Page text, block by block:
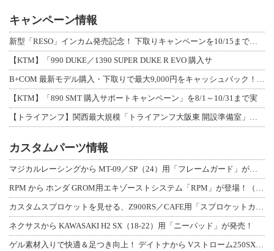
キャンペーン情報
【KTM】「990 DUKE／1390 SUPER DUKE R EVO 購入サ
【KTM】「890 SMT 購入サポートキャンペーン」を8/1～10/31まで実
カスタムパーツ情報
ネクサスから KAWASAKI H2 SX（18-22）用「ニーパッド」が発売！